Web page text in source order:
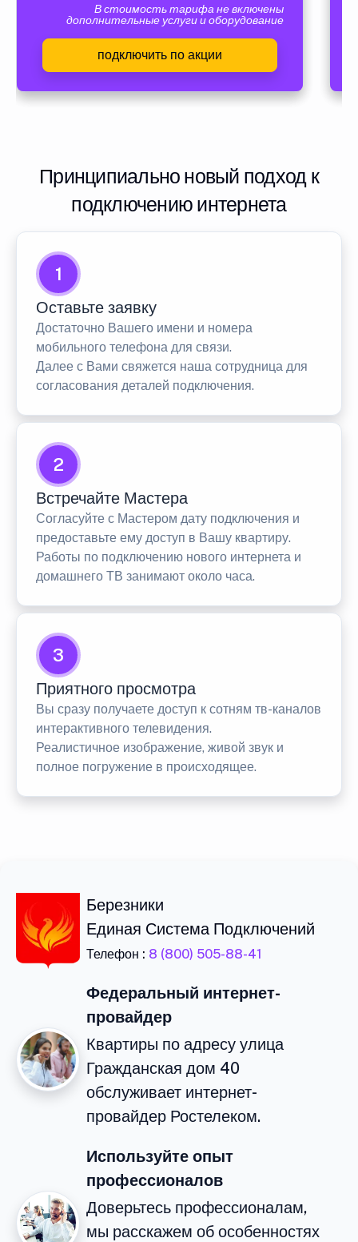
В стоимость тарифа не включены
дополнительные услуги и оборудование
подключить по акции
Принципиально новый подход к
подключению интернета
1
Оставьте заявку
Достаточно Вашего имени и номера
мобильного телефона для связи.
Далее с Вами свяжется наша сотрудница для
согласования деталей подключения.
2
Встречайте Мастера
Согласуйте с Мастером дату подключения и
предоставьте ему доступ в Вашу квартиру.
Работы по подключению нового интернета и
домашнего ТВ занимают около часа.
3
Приятного просмотра
Вы сразу получаете доступ к сотням тв-каналов
интерактивного телевидения.
Реалистичное изображение, живой звук и
полное погружение в происходящее.
Березники
Единая Система Подключений
Телефон : 8 (800) 505-88-41
Федеральный интернет-
провайдер
Квартиры по адресу улица
Гражданская дом 40
обслуживает интернет-
провайдер Ростелеком.
Используйте опыт
профессионалов
Доверьтесь профессионалам,
мы расскажем об особенностях